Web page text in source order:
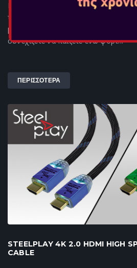
Η βάση στήριξης Steelplay Joy-Con
το δεξί Joy-Con χειριστήριο σε ένα
με αυτήν την εύχρηστη λαβή. Σας
συνεχίζετε να παίζετε ενώ φορτ...
ΠΕΡΙΣΣΟΤΕΡΑ
STEELPLAY 4K 2.0 HDMI HIGH
CABLE